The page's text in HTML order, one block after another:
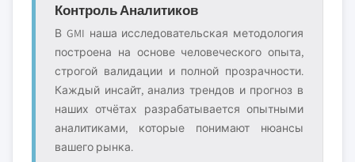
Контроль Аналитиков
В GMI наша исследовательская методология
построена на основе человеческого опыта,
строгой валидации и полной прозрачности.
Каждый инсайт, анализ трендов и прогноз в
наших отчётах разрабатывается опытными
аналитиками, которые понимают нюансы
вашего рынка.